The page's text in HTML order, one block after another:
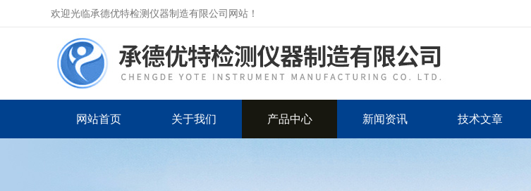
欢迎光临承德优特检测仪器制造有限公司网站！
网站首页 关于我们 产品中心 新闻资讯 技术文章